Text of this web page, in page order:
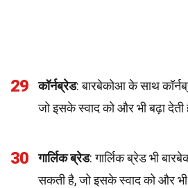
29 कॉर्नब्रेड: बारबेकोआ के साथ
जो इसके स्वाद को और भी बढ़ा देती
30 गार्लिक ब्रेड: गार्लिक ब्रेड भी
सकती है, जो इसके स्वाद को और भी